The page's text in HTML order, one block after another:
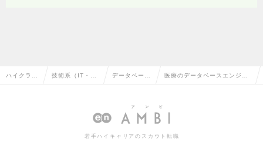
ハイクラス 技術系（IT・W データベース 医療のデータベースエンジニ
若手ハイキャリアのスカウト転職